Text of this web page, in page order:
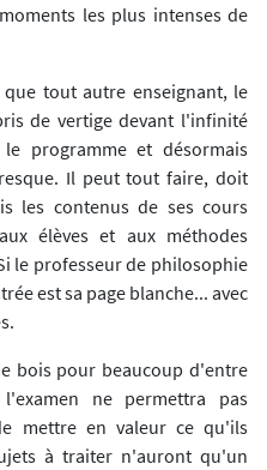
les plus intenses de
que tout autre enseignant, le
de vertige devant l'infinité
programme et désormais
Il peut tout faire, doit
les contenus de ses cours
élèves et aux méthodes
le professeur de philosophie
est sa page blanche... avec
bois pour beaucoup d'entre
ne permettra pas
mettre en valeur ce qu'ils
à traiter n'auront qu'un